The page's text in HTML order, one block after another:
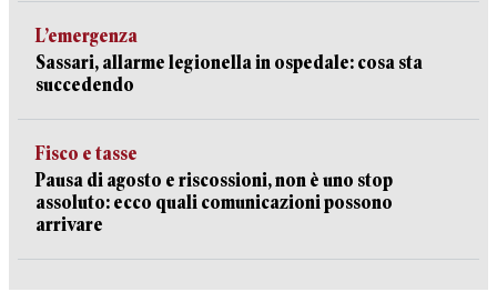
L’emergenza
Sassari, allarme legionella in ospedale: cosa sta
succedendo
Fisco e tasse
Pausa di agosto e riscossioni, non è uno stop
assoluto: ecco quali comunicazioni possono
arrivare